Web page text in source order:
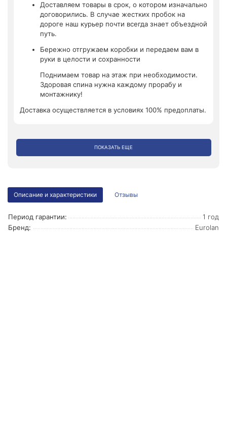
Доставляем товары в срок, о котором изначально
договорились. В случае жестких пробок на
дороге наш курьер почти всегда знает объездной
путь.
Бережно отгружаем коробки и передаем вам в
руки в целости и сохранности
Поднимаем товар на этаж при необходимости.
Здоровая спина нужна каждому прорабу и
монтажнику!
Доставка осуществляется в условиях 100% предоплаты.
ПОКАЗАТЬ ЕЩЕ
Описание и характеристики Отзывы
Период гарантии:
1 год
Бренд:
Eurolan